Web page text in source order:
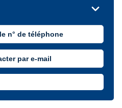
expand_more
n° de téléphone
par e-mail